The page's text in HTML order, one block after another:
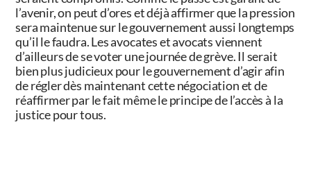
l’avenir, on peut d’ores et déjà affirmer que la pression
sera maintenue sur le gouvernement aussi longtemps
qu’il le faudra. Les avocates et avocats viennent
d’ailleurs de se voter une journée de grève. Il serait
bien plus judicieux pour le gouvernement d’agir afin
de régler dès maintenant cette négociation et de
réaffirmer par le fait même le principe de l’accès à la
justice pour tous.